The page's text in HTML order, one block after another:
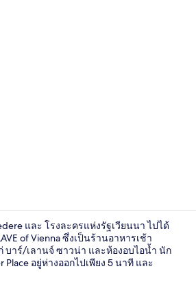
บาร์ (ในที่พัก)
และ โรงละครแห่งรัฐเวียนนา ไปได้
of Vienna ซึ่งเป็นร้านอาหารเช้า
บาร์/เลานจ์ ซาวน่า และห้องอบไอน้ำ นัก
อยู่ห่างออกไปเพียง 5 นาที และ